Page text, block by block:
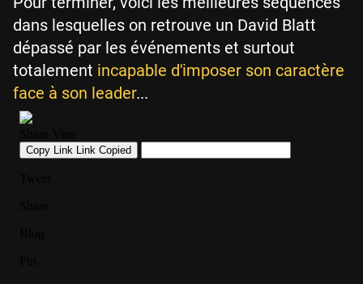
dans lesquelles on retrouve un David Blatt
dépassé par les événements et surtout
totalement incapable d'imposer son caractère
face à son leader...